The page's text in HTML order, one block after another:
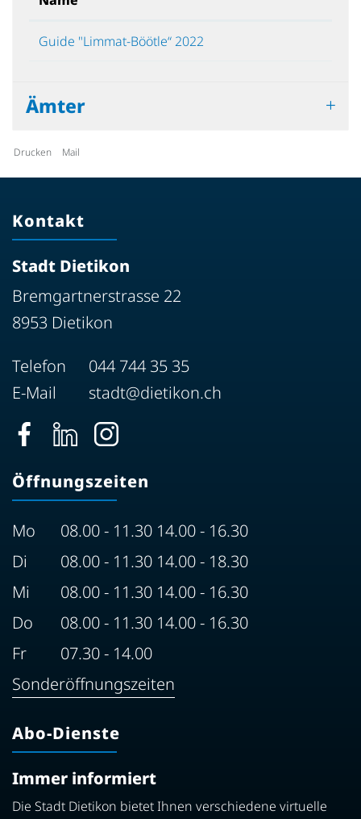
Guide "Limmat-Böötle“ 2022
Ämter
Drucken Mail
Kontakt
Stadt Dietikon
Bremgartnerstrasse 22
8953 Dietikon
Telefon
044 744 35 35
E-Mail
stadt@dietikon.ch
Öffnungszeiten
Mo
08.00 - 11.30 14.00 - 16.30
Di
08.00 - 11.30 14.00 - 18.30
Mi
08.00 - 11.30 14.00 - 16.30
Do
08.00 - 11.30 14.00 - 16.30
Fr
07.30 - 14.00
Sonderöffnungszeiten
Abo-Dienste
Immer informiert
Die Stadt Dietikon bietet Ihnen verschiedene virtuelle